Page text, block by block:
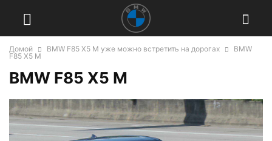
Домой BMW F85 X5 M уже можно встретить на дорогах
BMW
F85 X5 M
BMW F85 X5 M